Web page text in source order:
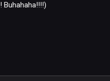
Buhahaha!!!!)